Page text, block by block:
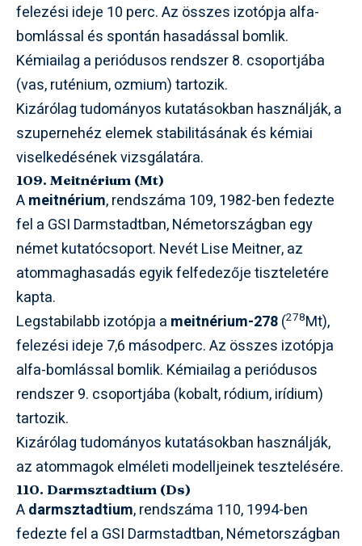
felezési ideje 10 perc. Az összes izotópja alfa-
bomlással és spontán hasadással bomlik.
Kémiailag a periódusos rendszer 8. csoportjába
(vas, ruténium, ozmium) tartozik.
Kizárólag tudományos kutatásokban használják, a
szupernehéz elemek stabilitásának és kémiai
viselkedésének vizsgálatára.
109. Meitnérium (Mt)
Ameitnérium, rendszáma 109, 1982-ben fedezte
fel a GSI Darmstadtban, Németországban egy
német kutatócsoport. Nevét Lise Meitner, az
atommaghasadás egyik felfedezője tiszteletére
kapta.
Legstabilabb izotópja a meitnérium-278(278Mt),
felezési ideje 7,6 másodperc. Az összes izotópja
alfa-bomlással bomlik. Kémiailag a periódusos
rendszer 9. csoportjába (kobalt, ródium, irídium)
tartozik.
Kizárólag tudományos kutatásokban használják,
az atommagok elméleti modelljeinek tesztelésére.
110. Darmsztadtium (Ds)
Adarmsztadtium, rendszáma 110, 1994-ben
fedezte fel a GSI Darmstadtban, Németországban